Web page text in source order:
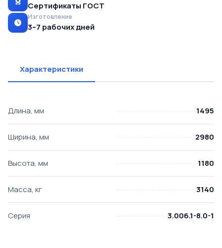
Сертификаты ГОСТ
Изготовление
3–7 рабочих дней
Характеристики
Длина, мм 1495
Ширина, мм 2980
Высота, мм 1180
Масса, кг 3140
Серия 3.006.1-8.0-1